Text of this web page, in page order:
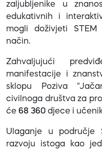
zaljubljenike u
edukativnih i
mogli doživjeti
način.
Zahvaljujući
manifestacije i
sklopu Poziva
civilnoga društva za
će 68 360 djece i
Ulaganje u područje
razvoju istoga kao